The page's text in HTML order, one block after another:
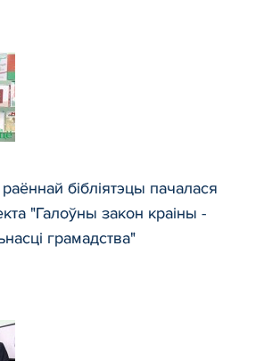
бібліятэцы пачалася
"Галоўны закон краіны -
грамадства"